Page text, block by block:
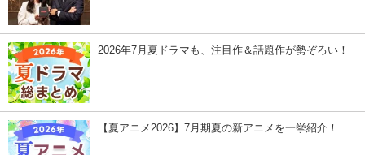
2026年7月夏ドラマも、注目作＆話題作が勢ぞろい！
【夏アニメ2026】7月期夏の新アニメを一挙紹介！